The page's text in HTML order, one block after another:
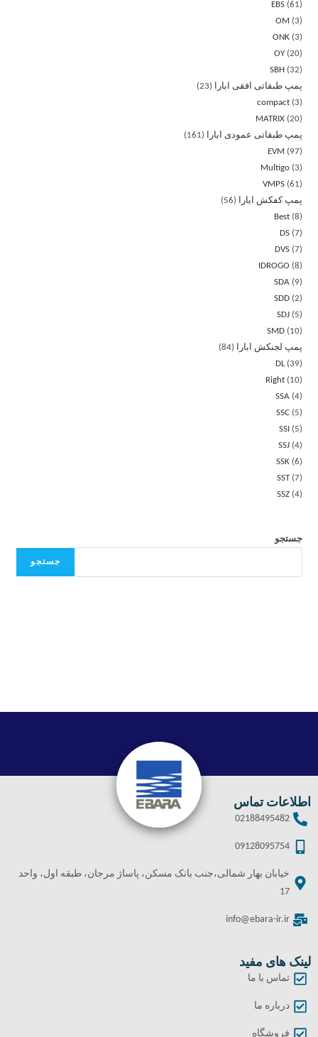
EBS 61
OM
3
ONK 3
OY 20
SBH
32
پمپ طبقاتی افقی ابارا
23
compact 3
MATRIX 20
پمپ طبقاتی عمودی ابارا
161
EVM
97
Multigo 3
VMPS 61
پمپ کفکش ابارا
56
Best 8
DS 7
DVS 7
IDROGO
8
SDA
9
SDD 2
SDJ
5
SMD
10
پمپ لجنکش ابارا
84
DL 39
Right
10
SSA 4
SSC
5
SSI
5
SSJ 4
SSK 6
SST 7
SSZ 4
جستجو
جستجو
اطلاعات تماس
02188495482
09128095754
خیابان بهار شمالی،جنب بانک مسکن، پاساژ مرجان، طبقه اول، واحد
17
info@ebara-ir.ir
لینک های مفید
تماس با ما
درباره ما
فروشگاه